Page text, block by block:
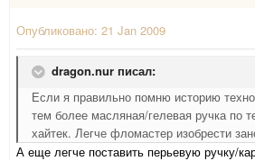
Опубликовано: 21 Jan 2009
dragon.nur писал:
Если я правильно помню историю
тем более масляная/гелевая ручка по
хайтек. Легче фломастер изобрести
А еще легче поставить перьевую ручку/